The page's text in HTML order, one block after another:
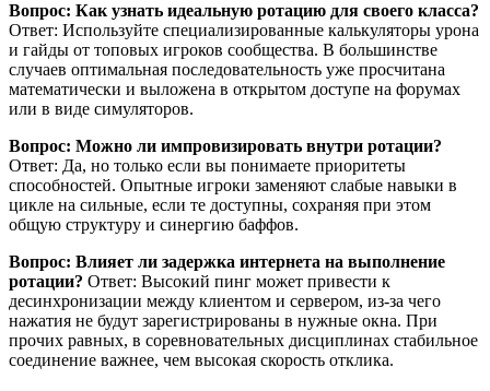
Вопрос: Как узнать идеальную ротацию для своего класса?
Ответ: Используйте специализированные калькуляторы урона
и гайды от топовых игроков сообщества. В большинстве
случаев оптимальная последовательность уже просчитана
математически и выложена в открытом доступе на форумах
или в виде симуляторов.
Вопрос: Можно ли импровизировать внутри ротации?
Ответ: Да, но только если вы понимаете приоритеты
способностей. Опытные игроки заменяют слабые навыки в
цикле на сильные, если те доступны, сохраняя при этом
общую структуру и синергию баффов.
Вопрос: Влияет ли задержка интернета на выполнение
ротации? Ответ: Высокий пинг может привести к
десинхронизации между клиентом и сервером, из-за чего
нажатия не будут зарегистрированы в нужные окна. При
прочих равных, в соревновательных дисциплинах стабильное
соединение важнее, чем высокая скорость отклика.